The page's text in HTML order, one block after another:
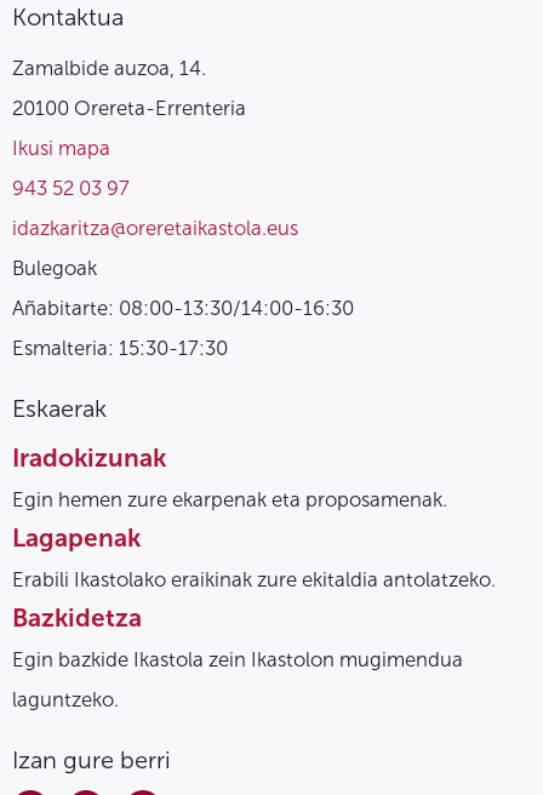
Kontaktua
Zamalbide auzoa, 14.
20100 Orereta-Errenteria
Ikusi mapa
943 52 03 97
idazkaritza@oreretaikastola.eus
Bulegoak
Añabitarte: 08:00-13:30/14:00-16:30
Esmalteria: 15:30-17:30
Eskaerak
Iradokizunak
Egin hemen zure ekarpenak eta proposamenak.
Lagapenak
Erabili Ikastolako eraikinak zure ekitaldia antolatzeko.
Bazkidetza
Egin bazkide Ikastola zein Ikastolon mugimendua
laguntzeko.
Izan gure berri